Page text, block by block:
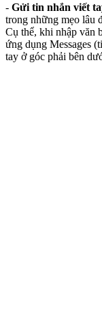
- Gửi tin nhắn viết
trong những mẹo lâu
Cụ thể, khi nhập văn
ứng dụng Messages
tay ở góc phải bên